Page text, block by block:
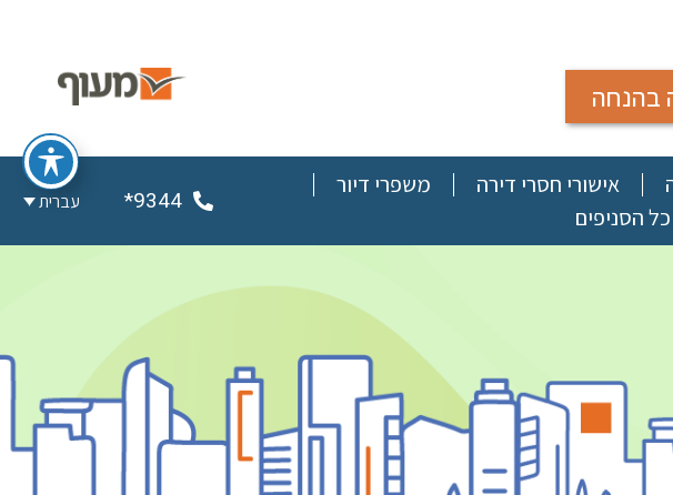
בהנחה
אישורי חסרי דירה
משפרי דיור
כל הסניפים
9344* עברית